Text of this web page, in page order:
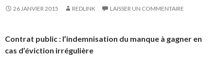
26 JANVIER 2015 REDLINK LAISSER UN COMMENTAIRE
Contrat public : l’indemnisation du manque à gagner en
cas d’éviction irrégulière